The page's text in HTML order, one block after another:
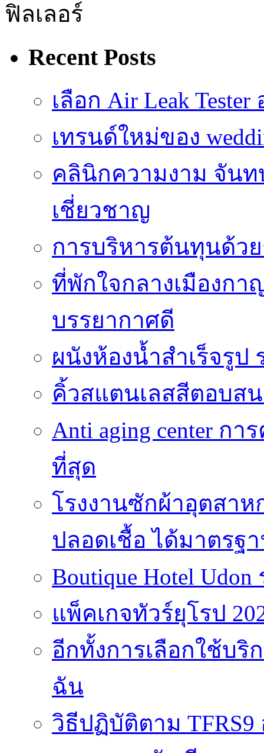
ฟิลเลอร์
Recent Posts
เลือก Air Leak
เทรนด์ใหม่ของ
คลินิกความงาม จัน
เชี่ยวชาญ
การบริหารต้นทุนด้ว
ที่พักใจกลางเมืองก
บรรยากาศดี
ผนังห้องน้ำสำเร็จรูป
คิ้วสแตนเลสสีตอบส
Anti aging center ก
ที่สุด
โรงงานซักผ้าอุตสา
ปลอดเชื้อ ได้มาตรฐ
Boutique Hotel
แพ็คเกจทัวร์ยุโรป
อีกทั้งการเลือกใช้บริ
ฉัน
วิธีปฏิบัติตาม TFRS9